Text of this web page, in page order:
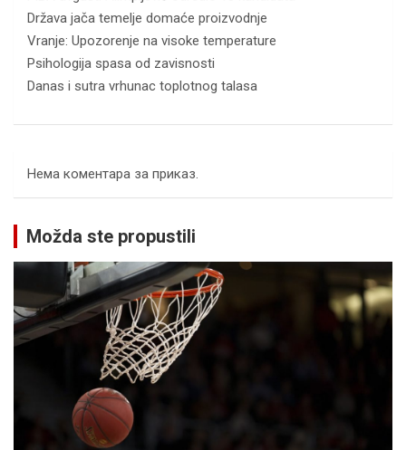
Država jača temelje domaće proizvodnje
Vranje: Upozorenje na visoke temperature
Psihologija spasa od zavisnosti
Danas i sutra vrhunac toplotnog talasa
Нема коментара за приказ.
Možda ste propustili